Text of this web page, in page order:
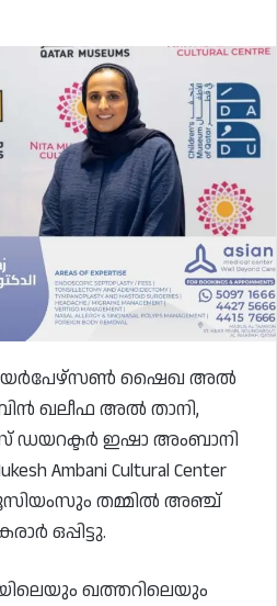
ഷൈഖ അൽ
ഖലീഫ അൽ താനി,
ഡയറക്ടർ ഇഷാ അംബാനി
Ambani Cultural Center
തമ്മിൽ അഞ്ച്
ഒപ്പിട്ടു.
ഖത്തറിലെയും